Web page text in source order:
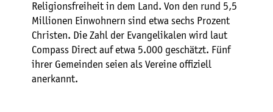
Religionsfreiheit in dem Land. Von den rund 5,5
Millionen Einwohnern sind etwa sechs Prozent
Christen. Die Zahl der Evangelikalen wird laut
Compass Direct auf etwa 5.000 geschätzt. Fünf
ihrer Gemeinden seien als Vereine offiziell
anerkannt.